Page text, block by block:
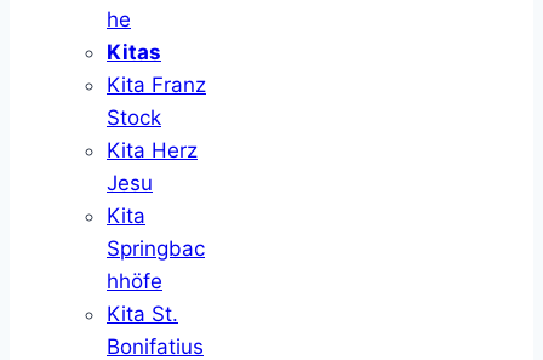
he
Kitas
Kita Franz
Stock
Kita Herz
Jesu
Kita
Springbac
hhöfe
Kita St.
Bonifatius